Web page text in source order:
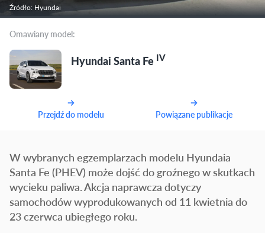
Źródło: Hyundai
Omawiany model:
Hyundai Santa Fe IV
Przejdź do modelu Powiązane publikacje
W wybranych egzemplarzach modelu Hyundaia
Santa Fe (PHEV) może dojść do groźnego w skutkach
wycieku paliwa. Akcja naprawcza dotyczy
samochodów wyprodukowanych od 11 kwietnia do
23 czerwca ubiegłego roku.